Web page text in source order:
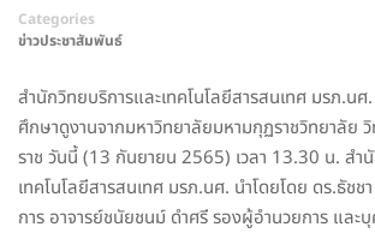
Categories
ข่าวประชาสัมพันธ์
สำนักวิทยบริการและเทคโนโลยีสารสนเทศ มรภ.น
ศึกษาดูงานจากมหาวิทยาลัยมหามกุฏราชวิทยาลัย วิ
ราช วันนี้ (13 กันยายน 2565) เวลา 13.30 น. สำ
เทคโนโลยีสารสนเทศ มรภ.นศ. นำโดยโดย ดร.ธัช
การ อาจารย์ชนัยชนม์ ดำศรี รองผู้อำนวยการ และ